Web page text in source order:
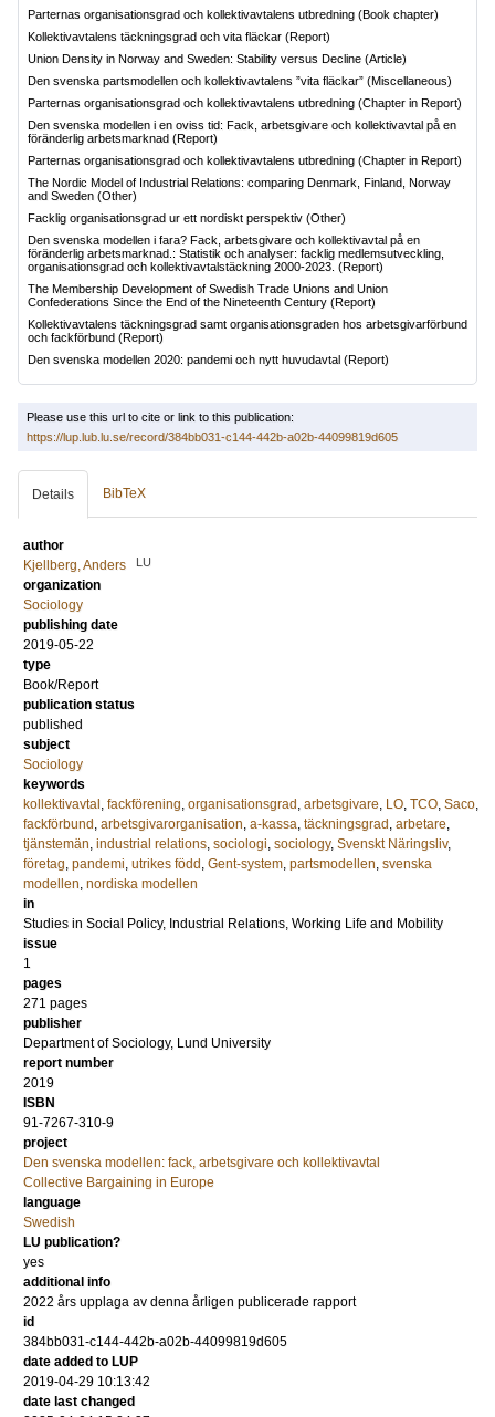
Parternas organisationsgrad och kollektivavtalens utbredning (Book chapter)
Kollektivavtalens täckningsgrad och vita fläckar (Report)
Union Density in Norway and Sweden: Stability versus Decline (Article)
Den svenska partsmodellen och kollektivavtalens ”vita fläckar” (Miscellaneous)
Parternas organisationsgrad och kollektivavtalens utbredning (Chapter in Report)
Den svenska modellen i en oviss tid: Fack, arbetsgivare och kollektivavtal på en
föränderlig arbetsmarknad (Report)
Parternas organisationsgrad och kollektivavtalens utbredning (Chapter in Report)
The Nordic Model of Industrial Relations: comparing Denmark, Finland, Norway
and Sweden (Other)
Facklig organisationsgrad ur ett nordiskt perspektiv (Other)
Den svenska modellen i fara? Fack, arbetsgivare och kollektivavtal på en
föränderlig arbetsmarknad.: Statistik och analyser: facklig medlemsutveckling,
organisationsgrad och kollektivavtalstäckning 2000-2023. (Report)
The Membership Development of Swedish Trade Unions and Union
Confederations Since the End of the Nineteenth Century (Report)
Kollektivavtalens täckningsgrad samt organisationsgraden hos arbetsgivarförbund
och fackförbund (Report)
Den svenska modellen 2020: pandemi och nytt huvudavtal (Report)
Please use this url to cite or link to this publication:
https://lup.lub.lu.se/record/384bb031-c144-442b-a02b-44099819d605
Details BibTeX
author
Kjellberg, Anders
LU
organization
Sociology
publishing date
2019-05-22
type
Book/Report
publication status
published
subject
Sociology
keywords
kollektivavtal , fackförening, organisationsgrad , arbetsgivare, LO, TCO, Saco,
fackförbund , arbetsgivarorganisation, a-kassa, täckningsgrad , arbetare,
tjänstemän, industrial relations, sociologi, sociology, Svenskt Näringsliv,
företag, pandemi, utrikes född , Gent-system, partsmodellen, svenska
modellen, nordiska modellen
in
Studies in Social Policy, Industrial Relations, Working Life and Mobility
issue
1
pages
271 pages
publisher
Department of Sociology, Lund University
report number
2019
ISBN
91-7267-310-9
project
Den svenska modellen: fack, arbetsgivare och kollektivavtal
Collective Bargaining in Europe
language
Swedish
LU publication?
yes
additional info
2022 års upplaga av denna årligen publicerade rapport
id
384bb031-c144-442b-a02b-44099819d605
date added to LUP
2019-04-29 10:13:42
date last changed